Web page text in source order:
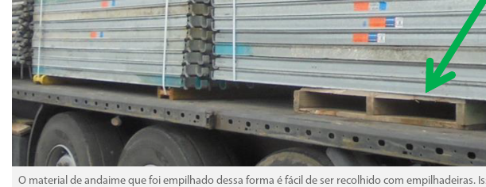
O material de andaime que foi empilhado dessa forma é fácil de ser recolhido com empilhadeiras.